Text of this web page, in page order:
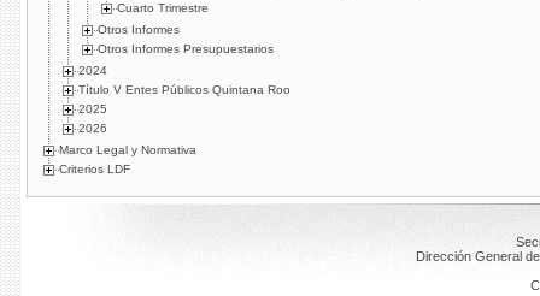
Cuarto Trimestre
Otros Informes
Otros Informes Presupuestarios
2024
Título V Entes Públicos Quintana Roo
2025
2026
Marco Legal y Normativa
Criterios LDF
Dirección General